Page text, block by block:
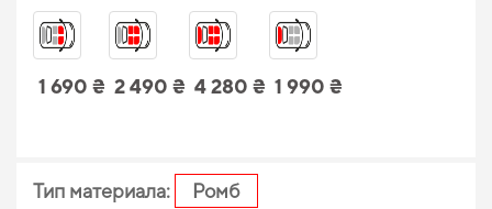
1 690 ₴ 2 490 ₴ 4 280 ₴ 1 990 ₴
Тип материала: Ромб